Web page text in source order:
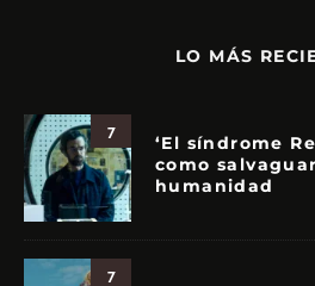
LO MÁS
7
‘El síndrome
como
humanidad
7